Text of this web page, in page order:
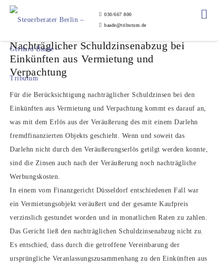
030/667 800
baade@tributum.de
Nachträglicher Schuldzinsenabzug bei
Einkünften aus Vermietung und
Verpachtung
Für die Berücksichtigung nachträglicher Schuldzinsen bei den
Einkünften aus Vermietung und Verpachtung kommt es darauf an,
was mit dem Erlös aus der Veräußerung des mit einem Darlehn
fremdfinanzierten Objekts geschieht. Wenn und soweit das
Darlehn nicht durch den Veräußerungserlös getilgt werden konnte,
sind die Zinsen auch nach der Veräußerung noch nachträgliche
Werbungskosten.
In einem vom Finanzgericht Düsseldorf entschiedenen Fall war
ein Vermietungsobjekt veräußert und der gesamte Kaufpreis
verzinslich gestundet worden und in monatlichen Raten zu zahlen.
Das Gericht ließ den nachträglichen Schuldzinsenabzug nicht zu.
Es entschied, dass durch die getroffene Vereinbarung der
ursprüngliche Veranlassungszusammenhang zu den Einkünften aus